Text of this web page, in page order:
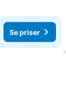
Se priser